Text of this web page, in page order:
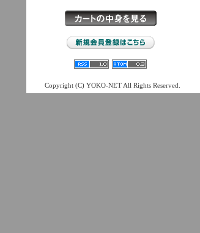
Copyright (C) YOKO-NET All Rights Reserved.